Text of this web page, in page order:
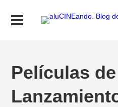
Películas